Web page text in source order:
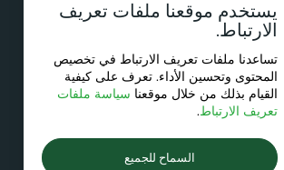
موقعنا ملفات تعريف
ملفات تعريف الارتباط في تخصيص
وتحسين الأداء. تعرف على كيفية
بذلك من خلال موقعناسياسة ملفات
الارتباط.
السماح للجميع